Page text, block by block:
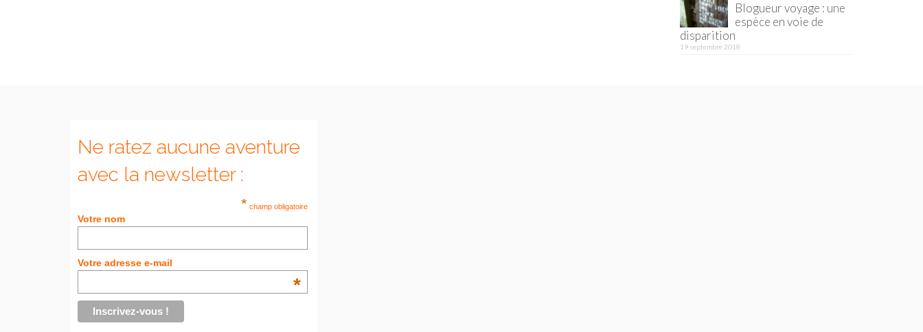
Blogueur voyage : une
espèce en voie de
disparition
19 septembre 2018
Ne ratez aucune aventure
avec la newsletter :
* champ obligatoire
Votre nom
Votre adresse e-mail
*